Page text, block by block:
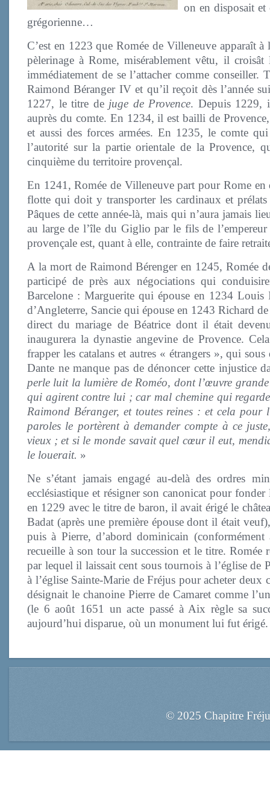
on en disposait
grégorienne…
C’est en 1223 que Romée de Villeneuve apparaît
pèlerinage à Rome, misérablement vêtu, il
immédiatement de se l’attacher comme
Raimond Béranger IV et qu’il reçoit dès l’année
1227, le titre de juge de Provence. Depuis 1229,
auprès du comte. En 1234, il est bailli de
et aussi des forces armées. En 1235, le comte
l’autorité sur la partie orientale de la Provence,
cinquième du territoire provençal.
En 1241, Romée de Villeneuve part pour Rome en
flotte qui doit y transporter les cardinaux et
Pâques de cette année-là, mais qui n’aura jamais
au large de l’île du Giglio par le fils de
provençale est, quant à elle, contrainte de faire
A la mort de Raimond Bérenger en 1245, Romée
participé de près aux négociations qui
Barcelone : Marguerite qui épouse en 1234
d’Angleterre, Sancie qui épouse en 1243 Richard
direct du mariage de Béatrice dont il était
inaugurera la dynastie angevine de Provence.
frapper les catalans et autres « étrangers », qui
Dante ne manque pas de dénoncer cette injustice
perle luit la lumière de Roméo, dont l’œuvre
qui agirent contre lui ; car mal chemine qui
Raimond Béranger, et toutes reines : et cela
paroles le portèrent à demander compte à ce
vieux ; et si le monde savait quel cœur il eut,
le louerait. »
Ne s’étant jamais engagé au-delà des ordres
ecclésiastique et résigner son canonicat pour
en 1229 avec le titre de baron, il avait érigé le
Badat (après une première épouse dont il était
puis à Pierre, d’abord dominicain
recueille à son tour la succession et le titre. Romée
par lequel il laissait cent sous tournois à l’église de
à l’église Sainte-Marie de Fréjus pour acheter deux
désignait le chanoine Pierre de Camaret comme
(le 6 août 1651 un acte passé à Aix règle sa
aujourd’hui disparue, où un monument lui fut érigé.
© 2025 Chapitre